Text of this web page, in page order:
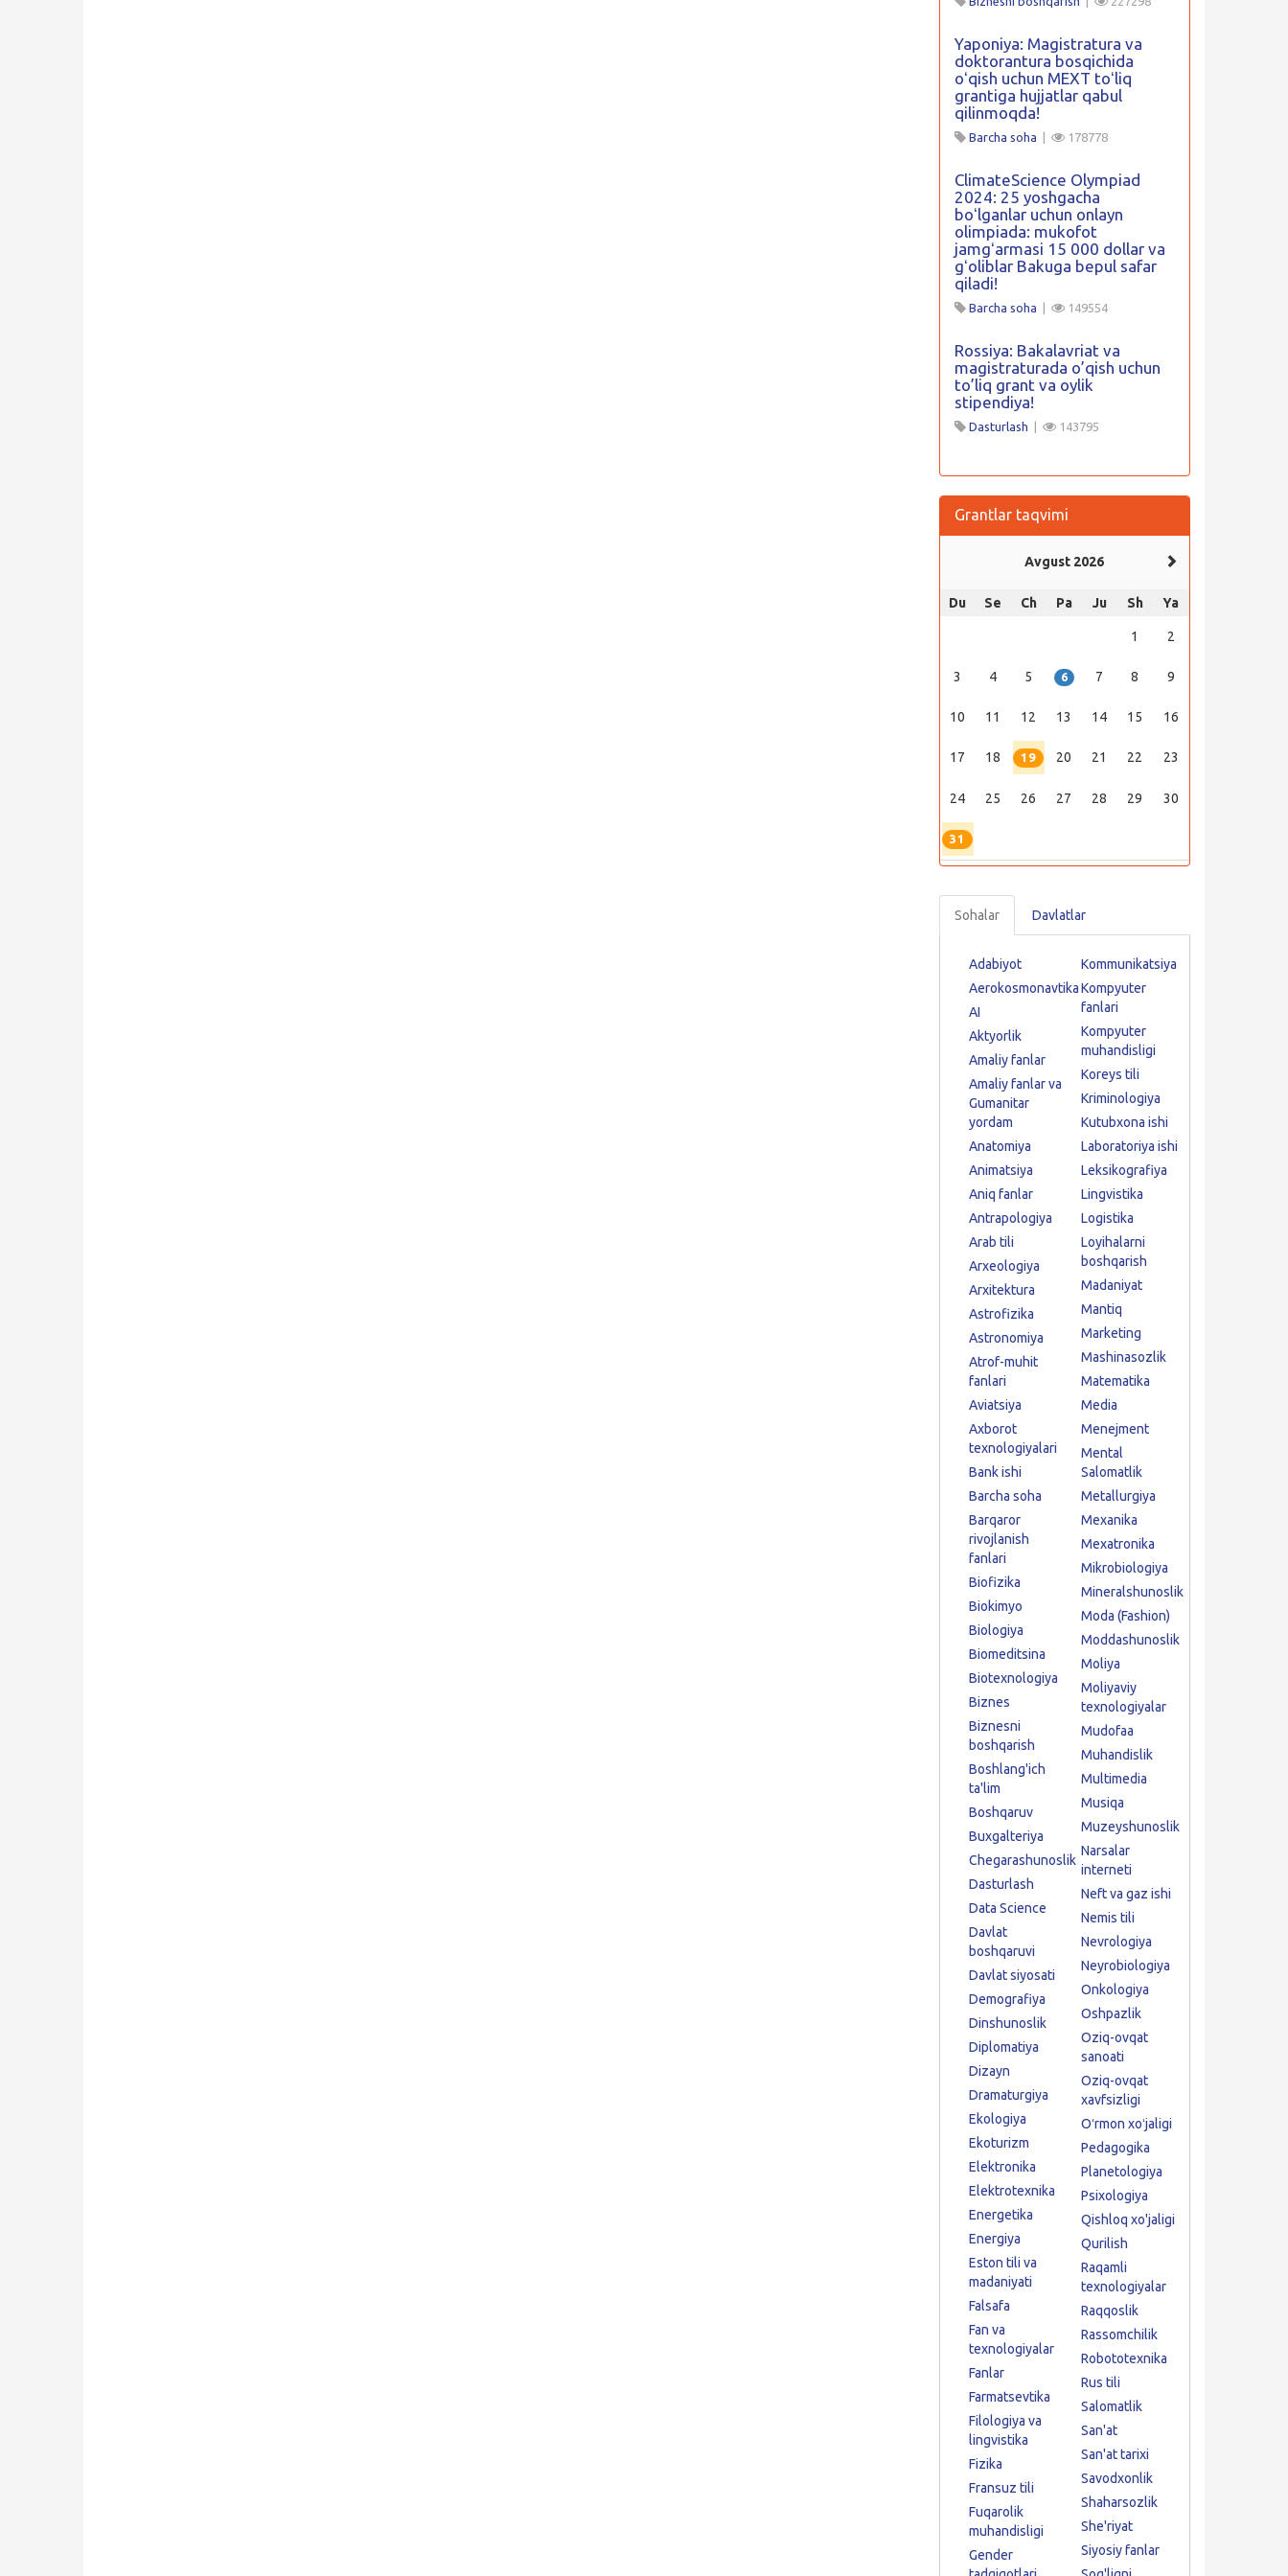
Yaponiya: Magistratura va
doktorantura bosqichida
oʻqish uchun MEXT toʻliq
grantiga hujjatlar qabul
qilinmoqda!
Barcha soha 178778
ClimateScience Olympiad
2024: 25 yoshgacha
boʻlganlar uchun onlayn
olimpiada: mukofot
jamgʻarmasi 15 000 dollar va
gʻoliblar Bakuga bepul safar
qiladi!
Barcha soha 149554
Rossiya: Bakalavriat va
magistraturada o’qish uchun
to’liq grant va oylik
stipendiya!
Dasturlash 143795
Grantlar taqvimi
Avgust 2026
Du Se Ch Pa Ju Sh Ya
1 2
3 4 5 6 7 8 9
10 11 12 13 14 15 16
17 18 19 20 21 22 23
24 25 26 27 28 29 30
31
Sohalar Davlatlar
Adabiyot
Aerokosmonavtika
AI
Aktyorlik
Amaliy fanlar
Amaliy fanlar va
Gumanitar
yordam
Anatomiya
Animatsiya
Aniq fanlar
Antrapologiya
Arab tili
Arxeologiya
Arxitektura
Astrofizika
Astronomiya
Atrof-muhit
fanlari
Aviatsiya
Axborot
texnologiyalari
Bank ishi
Barcha soha
Barqaror
rivojlanish
fanlari
Biofizika
Biokimyo
Biologiya
Biomeditsina
Biotexnologiya
Biznes
Biznesni
boshqarish
Boshlang'ich
ta'lim
Boshqaruv
Buxgalteriya
Chegarashunoslik
Dasturlash
Data Science
Davlat
boshqaruvi
Davlat siyosati
Demografiya
Dinshunoslik
Diplomatiya
Dizayn
Dramaturgiya
Ekologiya
Ekoturizm
Elektronika
Elektrotexnika
Energetika
Energiya
Eston tili va
madaniyati
Falsafa
Fan va
texnologiyalar
Fanlar
Farmatsevtika
Filologiya va
lingvistika
Fizika
Fransuz tili
Fuqarolik
muhandisligi
Gender
Kommunikatsiya
Kompyuter
fanlari
Kompyuter
muhandisligi
Koreys tili
Kriminologiya
Kutubxona ishi
Laboratoriya ishi
Leksikografiya
Lingvistika
Logistika
Loyihalarni
boshqarish
Madaniyat
Mantiq
Marketing
Mashinasozlik
Matematika
Media
Menejment
Mental
Salomatlik
Metallurgiya
Mexanika
Mexatronika
Mikrobiologiya
Mineralshunoslik
Moda (Fashion)
Moddashunoslik
Moliya
Moliyaviy
texnologiyalar
Mudofaa
Muhandislik
Multimedia
Musiqa
Muzeyshunoslik
Narsalar
interneti
Neft va gaz ishi
Nemis tili
Nevrologiya
Neyrobiologiya
Onkologiya
Oshpazlik
Oziq-ovqat
sanoati
Oziq-ovqat
xavfsizligi
Oʻrmon xoʻjaligi
Pedagogika
Planetologiya
Psixologiya
Qishloq xo'jaligi
Qurilish
Raqamli
texnologiyalar
Raqqoslik
Rassomchilik
Robototexnika
Rus tili
Salomatlik
San'at
San'at tarixi
Savodxonlik
Shaharsozlik
She'riyat
Siyosiy fanlar